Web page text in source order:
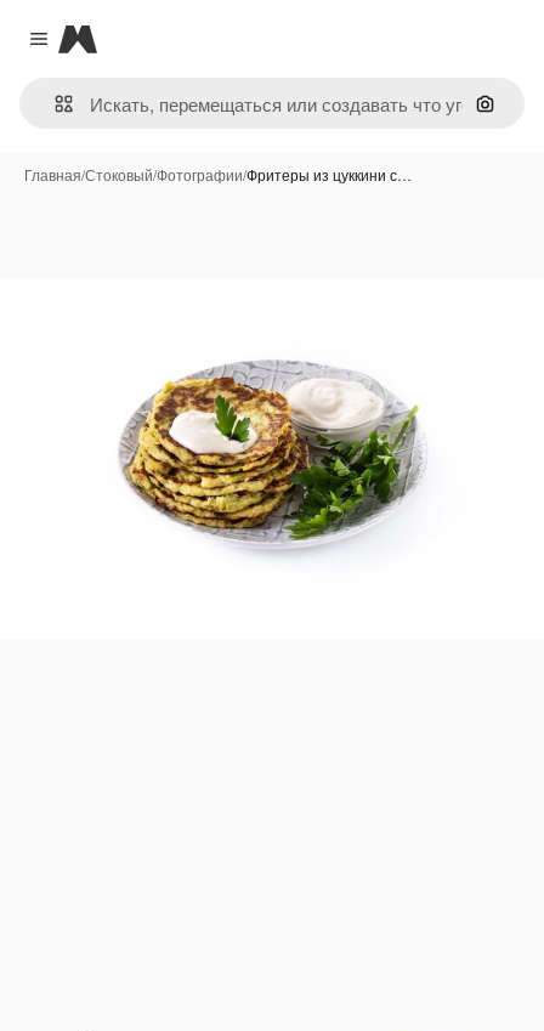
Close menu
Magnific
Поиск
Главная/Стоковый/Фотографии/Фритеры из цуккини с…